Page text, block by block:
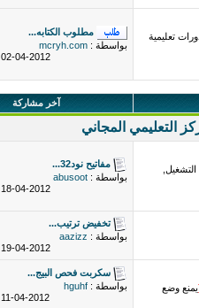
تعليمية
مطلوب الكتابه...
بواسطة : mcryh.com
02-04-2012
آخر مشاركة
التعليمي المجاني
مفاتيح نود32...
بواسطة : abusoot
18-04-2012
تخفيض ترتيب...
بواسطة : aazizz
19-04-2012
يمنع وضع
سكربت فحص البيج...
بواسطة : hguhf
11-04-2012